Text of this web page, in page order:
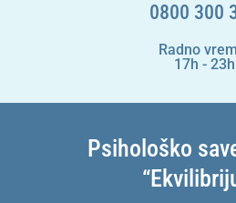
0800 300
Radno
17h - 23h
Psihološko